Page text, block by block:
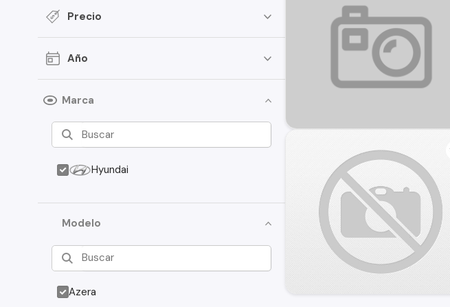
Precio
Año
Marca
Hyundai
Modelo
Azera